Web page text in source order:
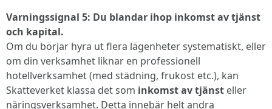
Varningssignal 5: Du blandar ihop inkomst av tjänst
och kapital.
Om du börjar hyra ut flera lägenheter systematiskt, eller
om din verksamhet liknar en professionell
hotellverksamhet (med städning, frukost etc.), kan
Skatteverket klassa det som inkomst av tjänst eller
näringsverksamhet. Detta innebär helt andra